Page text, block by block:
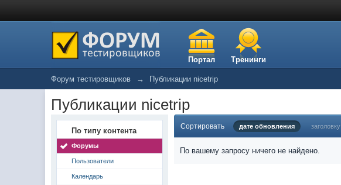
Портал Тренинги
Форум тестировщиков → Публикации nicetrip
Публикации nicetrip
По типу контента
Форумы
Пользователи
Календарь
Сортировать дате обновления заголовку
По вашему запросу ничего не найдено.